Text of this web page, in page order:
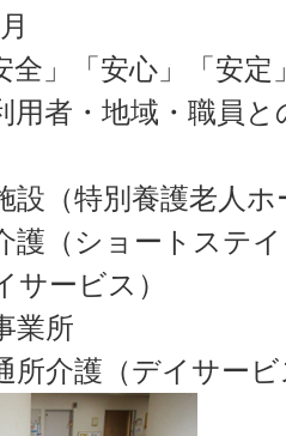
全」「安心」「安定
用者・地域・職員
設（特別養護老人ホ
護（ショートステ
サービス）
業所
所介護（デイサー